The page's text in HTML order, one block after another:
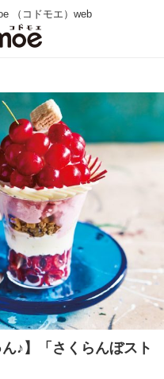
（コドモエ）web
♪】「さくらんぼスト